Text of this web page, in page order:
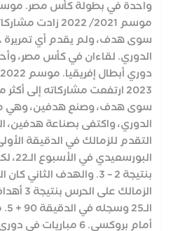
الدوري. لقاءان في كأس مصر،
الدوري، واكتفى بصناعة
التقدم للزمالك في الدقيقة
بنتيجة 2 – 3. والهدف
أمام بروكسي. 6